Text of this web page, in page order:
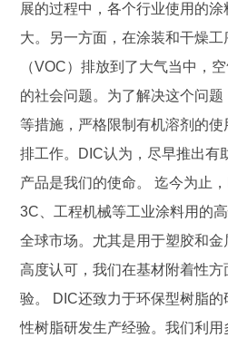
展的过程中，各个行业使用的
大。另一方面，在涂装和干燥工
（VOC）排放到了大气当中，
的社会问题。为了解决这个问
等措施，严格限制有机溶剂的
排工作。DIC认为，尽早推出有
产品是我们的使命。 迄今为止
3C、工程机械等工业涂料用的
全球市场。尤其是用于塑胶和
高度认可，我们在基材附着性
验。 DIC还致力于环保型树脂
性树脂研发生产经验。我们利